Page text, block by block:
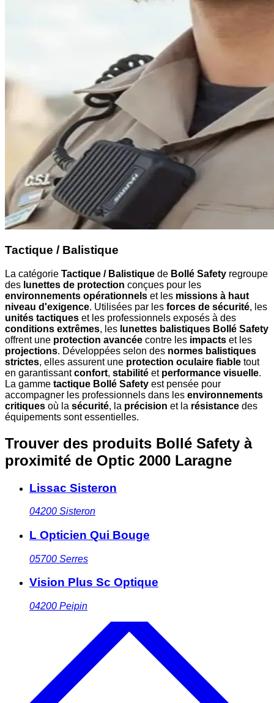
Tactique / Balistique
La catégorie Tactique / Balistique de Bollé Safety regroupe
des lunettes de protection conçues pour les
environnements opérationnels et les missions à haut
niveau d'exigence. Utilisées par les forces de sécurité, les
unités tactiques et les professionnels exposés à des
conditions extrêmes, les lunettes balistiques Bollé Safety
offrent une protection avancée contre les impacts et les
projections. Développées selon des normes balistiques
strictes, elles assurent une protection oculaire fiable tout
en garantissantconfort, stabilité et performance visuelle.
La gamme tactique Bollé Safety est pensée pour
accompagner les professionnels dans les environnements
critiques où la sécurité, la précision et la résistance des
équipements sont essentielles.
Trouver des produits Bollé Safety à
proximité de Optic 2000 Laragne
Lissac Sisteron
04200 Sisteron
L Opticien Qui Bouge
05700 Serres
Vision Plus Sc Optique
04200 Peipin